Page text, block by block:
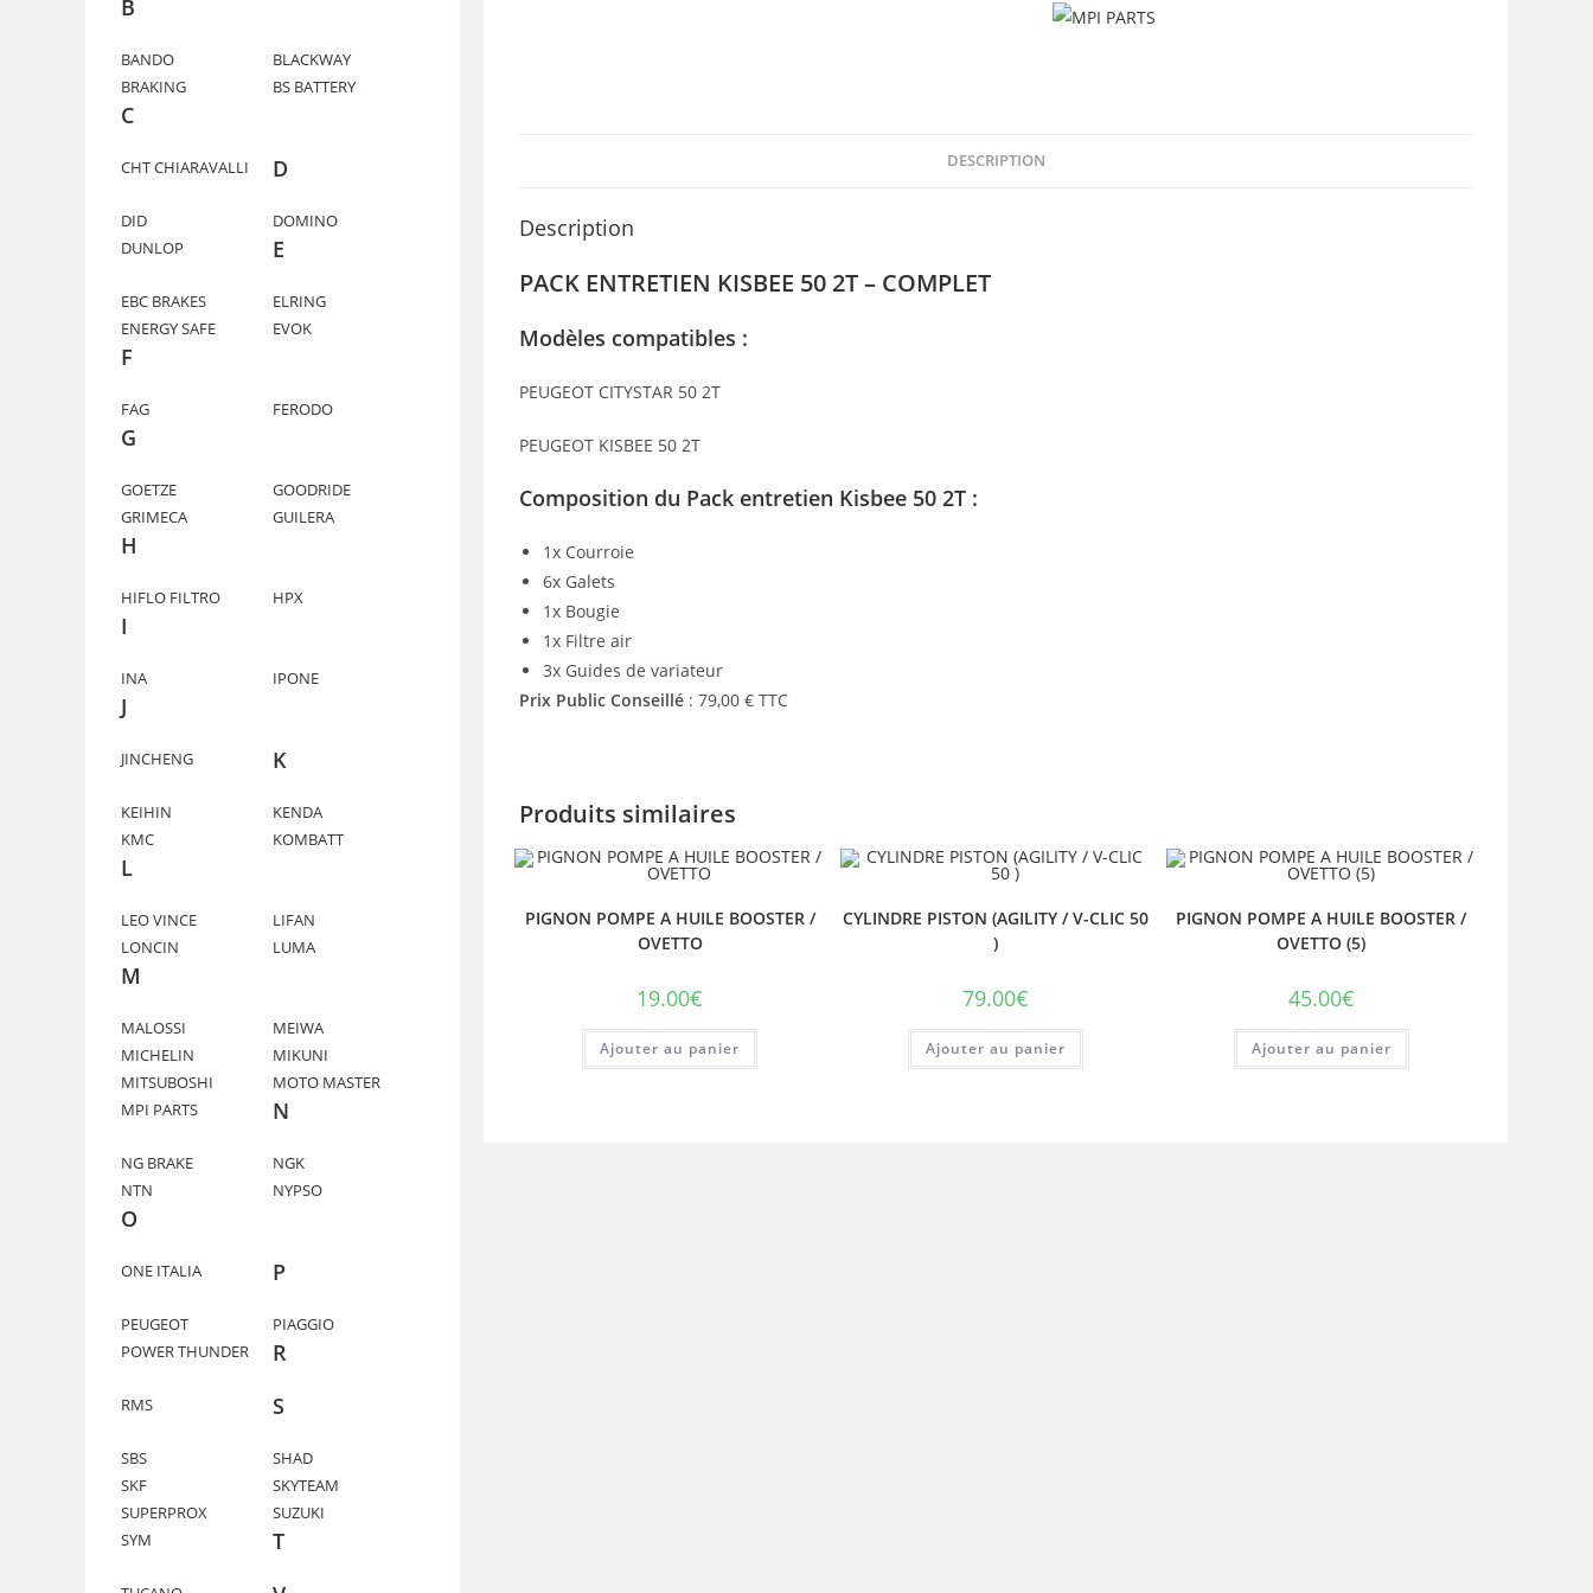
DESCRIPTION
Description
PACK ENTRETIEN KISBEE 50 2T – COMPLET
Modèles compatibles :
PEUGEOT CITYSTAR 50 2T
PEUGEOT KISBEE 50 2T
Composition du Pack entretien Kisbee 50 2T :
1x Courroie
6x Galets
1x Bougie
1x Filtre air
3x Guides de variateur
Prix Public Conseillé : 79,00 € TTC
Produits similaires
PIGNON POMPE A HUILE BOOSTER /
OVETTO
19.00€
Ajouter au panier
CYLINDRE PISTON (AGILITY / V-CLIC 50
)
79.00€
Ajouter au panier
PIGNON POMPE A HUILE BOOSTER /
OVETTO (5)
45.00€
Ajouter au panier
B
BANDO
BLACKWAY
BRAKING
BS BATTERY
C
CHT CHIARAVALLI D
DID
DOMINO
DUNLOP
E
EBC BRAKES
ELRING
ENERGY SAFE
EVOK
F
FAG FERODO
G
GOETZE
GOODRIDE
GRIMECA
GUILERA
H
HIFLO FILTRO HPX
I
INA IPONE
J
JINCHENG K
KEIHIN
KENDA
KMC
KOMBATT
L
LEO VINCE
LIFAN
LONCIN
LUMA
M
MALOSSI
MEIWA
MICHELIN
MIKUNI
MITSUBOSHI
MOTO MASTER
MPI PARTS
N
NG BRAKE
NGK
NTN
NYPSO
O
ONE ITALIA P
PEUGEOT
PIAGGIO
POWER THUNDER
R
RMS S
SBS
SHAD
SKF
SKYTEAM
SUPERPROX
SUZUKI
SYM
T